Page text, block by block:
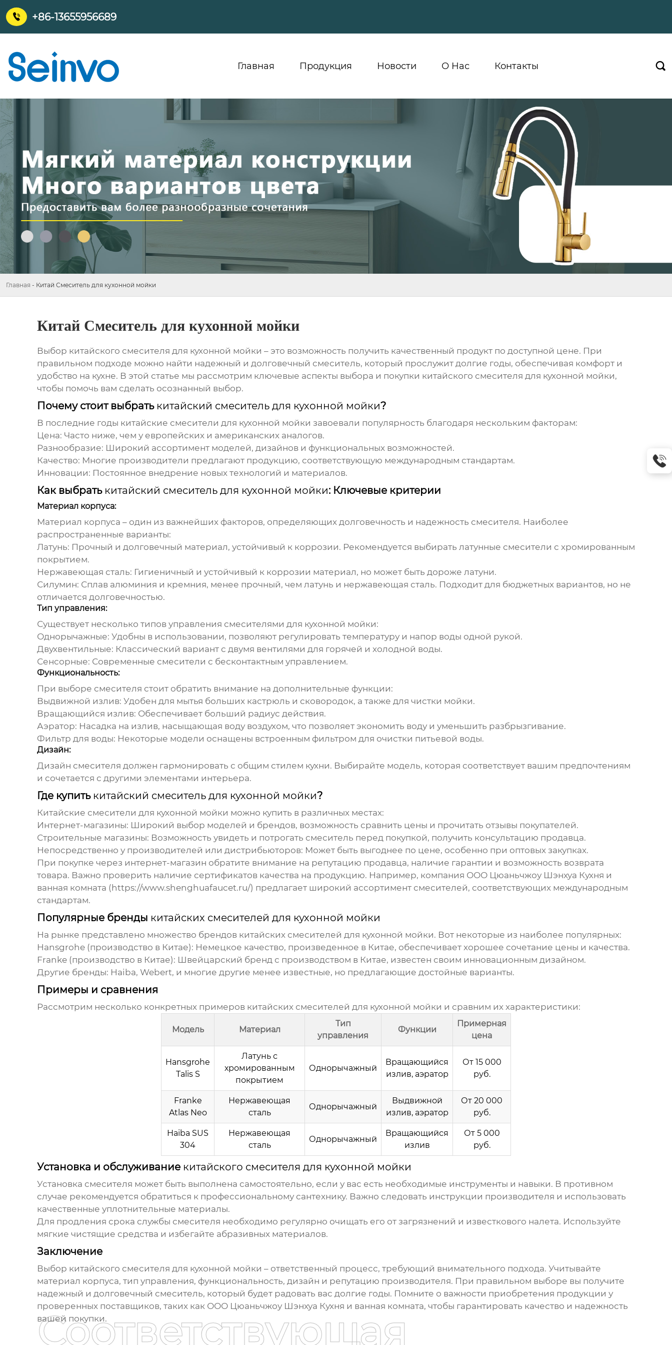
 +86-13655956689
Главная Продукция Новости О Hас Контакты 
Главная - Китай Смеситель для кухонной мойки
Китай Смеситель для кухонной мойки
Выбор китайского смесителя для кухонной мойки – это возможность получить качественный продукт по доступной цене. При
правильном подходе можно найти надежный и долговечный смеситель, который прослужит долгие годы, обеспечивая комфорт и
удобство на кухне. В этой статье мы рассмотрим ключевые аспекты выбора и покупки китайского смесителя для кухонной мойки,
чтобы помочь вам сделать осознанный выбор.
Почему стоит выбрать китайский смеситель для кухонной мойки?
В последние годы китайские смесители для кухонной мойки завоевали популярность благодаря нескольким факторам:
Цена: Часто ниже, чем у европейских и американских аналогов.
Разнообразие: Широкий ассортимент моделей, дизайнов и функциональных возможностей.
Качество: Многие производители предлагают продукцию, соответствующую международным стандартам.
Инновации: Постоянное внедрение новых технологий и материалов.
Как выбрать китайский смеситель для кухонной мойки: Ключевые критерии
Материал корпуса:
Материал корпуса – один из важнейших факторов, определяющих долговечность и надежность смесителя. Наиболее
распространенные варианты:
Латунь: Прочный и долговечный материал, устойчивый к коррозии. Рекомендуется выбирать латунные смесители с хромированным
покрытием.
Нержавеющая сталь: Гигиеничный и устойчивый к коррозии материал, но может быть дороже латуни.
Силумин: Сплав алюминия и кремния, менее прочный, чем латунь и нержавеющая сталь. Подходит для бюджетных вариантов, но не
отличается долговечностью.
Тип управления:
Существует несколько типов управления смесителями для кухонной мойки:
Однорычажные: Удобны в использовании, позволяют регулировать температуру и напор воды одной рукой.
Двухвентильные: Классический вариант с двумя вентилями для горячей и холодной воды.
Сенсорные: Современные смесители с бесконтактным управлением.
Функциональность:
При выборе смесителя стоит обратить внимание на дополнительные функции:
Выдвижной излив: Удобен для мытья больших кастрюль и сковородок, а также для чистки мойки.
Вращающийся излив: Обеспечивает больший радиус действия.
Аэратор: Насадка на излив, насыщающая воду воздухом, что позволяет экономить воду и уменьшить разбрызгивание.
Фильтр для воды: Некоторые модели оснащены встроенным фильтром для очистки питьевой воды.
Дизайн:
Дизайн смесителя должен гармонировать с общим стилем кухни. Выбирайте модель, которая соответствует вашим предпочтениям
и сочетается с другими элементами интерьера.
Где купить китайский смеситель для кухонной мойки?
Китайские смесители для кухонной мойки можно купить в различных местах:
Интернет-магазины: Широкий выбор моделей и брендов, возможность сравнить цены и прочитать отзывы покупателей.
Строительные магазины: Возможность увидеть и потрогать смеситель перед покупкой, получить консультацию продавца.
Непосредственно у производителей или дистрибьюторов: Может быть выгоднее по цене, особенно при оптовых закупках.
При покупке через интернет-магазин обратите внимание на репутацию продавца, наличие гарантии и возможность возврата
товара. Важно проверить наличие сертификатов качества на продукцию. Например, компания ООО Цюаньчжоу Шэнхуа Кухня и
ванная комната ( https://www.shenghuafaucet.ru/) предлагает широкий ассортимент смесителей, соответствующих международным
стандартам.
Популярные бренды китайских смесителей для кухонной мойки
На рынке представлено множество брендов китайских смесителей для кухонной мойки. Вот некоторые из наиболее популярных:
Hansgrohe (производство в Китае): Немецкое качество, произведенное в Китае, обеспечивает хорошее сочетание цены и качества.
Franke (производство в Китае): Швейцарский бренд с производством в Китае, известен своим инновационным дизайном.
Другие бренды: Haiba, Webert, и многие другие менее известные, но предлагающие достойные варианты.
Примеры и сравнения
Рассмотрим несколько конкретных примеров китайских смесителей для кухонной мойки и сравним их характеристики:
Модель Материал
Тип
управления
Функции
Примерная
цена
Hansgrohe
Talis S
Латунь с
хромированным
покрытием
Однорычажный
Вращающийся
излив, аэратор
От 15 000
руб.
Franke
Atlas Neo
Нержавеющая
сталь
Однорычажный
Выдвижной
излив, аэратор
От 20 000
руб.
Haiba SUS
304
Нержавеющая
сталь
Однорычажный
Вращающийся
излив
От 5 000
руб.
Установка и обслуживание китайского смесителя для кухонной мойки
Установка смесителя может быть выполнена самостоятельно, если у вас есть необходимые инструменты и навыки. В противном
случае рекомендуется обратиться к профессиональному сантехнику. Важно следовать инструкции производителя и использовать
качественные уплотнительные материалы.
Для продления срока службы смесителя необходимо регулярно очищать его от загрязнений и известкового налета. Используйте
мягкие чистящие средства и избегайте абразивных материалов.
Заключение
Выбор китайского смесителя для кухонной мойки – ответственный процесс, требующий внимательного подхода. Учитывайте
материал корпуса, тип управления, функциональность, дизайн и репутацию производителя. При правильном выборе вы получите
надежный и долговечный смеситель, который будет радовать вас долгие годы. Помните о важности приобретения продукции у
проверенных поставщиков, таких как ООО Цюаньчжоу Шэнхуа Кухня и ванная комната, чтобы гарантировать качество и надежность
вашей покупки.
Соответствующая